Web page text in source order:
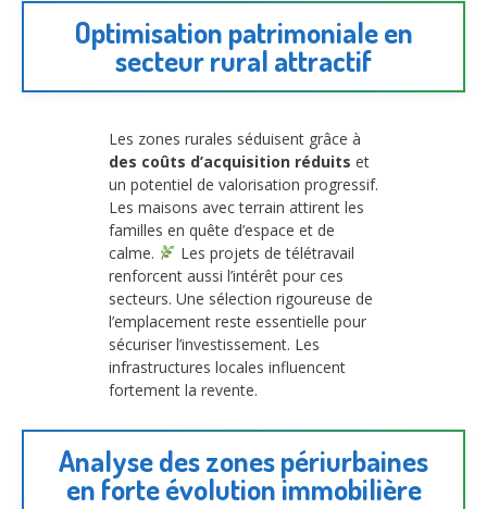
Optimisation patrimoniale en
secteur rural attractif
Les zones rurales séduisent grâce à
des coûts d’acquisition réduits et
un potentiel de valorisation progressif.
Les maisons avec terrain attirent les
familles en quête d’espace et de
calme.
Les projets de télétravail
renforcent aussi l’intérêt pour ces
secteurs. Une sélection rigoureuse de
l’emplacement reste essentielle pour
sécuriser l’investissement. Les
infrastructures locales influencent
fortement la revente.
Analyse des zones périurbaines
en forte évolution immobilière